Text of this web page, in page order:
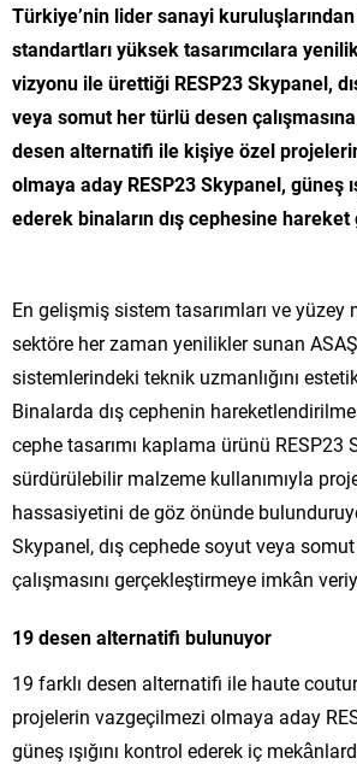
Türkiye’nin lider sanayi
standartları yüksek tasarımcılara
vizyonu ile ürettiği RESP23 Skypanel,
veya somut her türlü desen
desen alternatifi ile kişiye özel
olmaya aday RESP23 Skypanel, güneş
ederek binaların dış cephesine
En gelişmiş sistem tasarımları ve yüzey
sektöre her zaman yenilikler sunan
sistemlerindeki teknik uzmanlığını
Binalarda dış cephenin
cephe tasarımı kaplama ürünü RESP23
sürdürülebilir malzeme kullanımıyla
hassasiyetini de göz önünde
Skypanel, dış cephede soyut veya
çalışmasını gerçekleştirmeye imkân
19 desen alternatifi bulunuyor
19 farklı desen alternatifi ile haute
projelerin vazgeçilmezi olmaya aday
güneş ışığını kontrol ederek iç